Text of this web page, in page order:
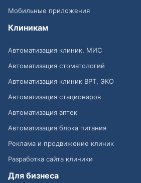
Мобильные приложения
Клиникам
Автоматизация клиник, МИС
Автоматизация стоматологий
Автоматизация клиник ВРТ, ЭКО
Автоматизация стационаров
Автоматизация аптек
Автоматизация блока питания
Реклама и продвижение клиник
Разработка сайта клиники
Для бизнеса